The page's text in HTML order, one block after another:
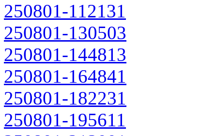
250801-112131
250801-130503
250801-144813
250801-164841
250801-182231
250801-195611